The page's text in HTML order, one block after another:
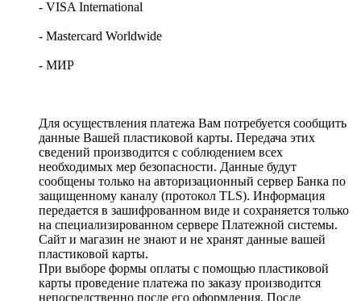
- VISA International
- Mastercard Worldwide
- МИР
Для осуществления платежа Вам потребуется сообщить
данные Вашей пластиковой карты. Передача этих
сведений производится с соблюдением всех
необходимых мер безопасности. Данные будут
сообщены только на авторизационный сервер Банка по
защищенному каналу (протокол TLS). Информация
передается в зашифрованном виде и сохраняется только
на специализированном сервере Платежной системы.
Сайт и магазин не знают и не хранят данные вашей
пластиковой карты.
При выборе формы оплаты с помощью пластиковой
карты проведение платежа по заказу производится
непосредственно после его оформления. После